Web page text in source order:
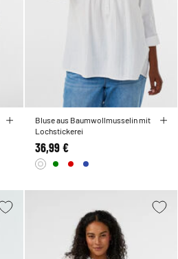
Bluse aus Baumwollmusselin mit
Lochstickerei
36,99 €